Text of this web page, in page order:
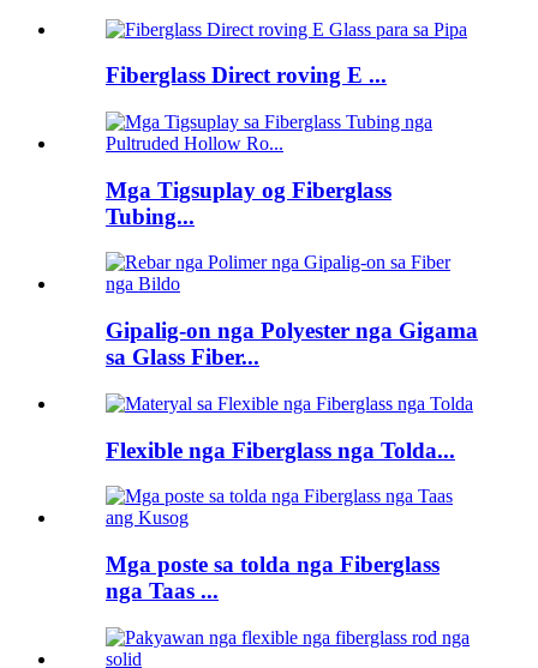
Fiberglass Direct roving E ...
Mga Tigsuplay og Fiberglass
Tubing...
Gipalig-on nga Polyester nga Gigama
sa Glass Fiber...
Flexible nga Fiberglass nga Tolda...
Mga poste sa tolda nga Fiberglass
nga Taas ...